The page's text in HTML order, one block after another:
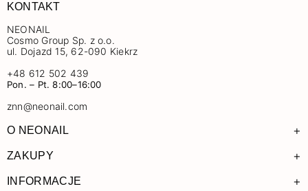
KONTAKT
NEONAIL
Cosmo Group Sp. z o.o.
ul. Dojazd 15, 62-090 Kiekrz
+48 612 502 439
Pon. – Pt. 8:00–16:00
znn@neonail.com
O NEONAIL +
ZAKUPY +
INFORMACJE +